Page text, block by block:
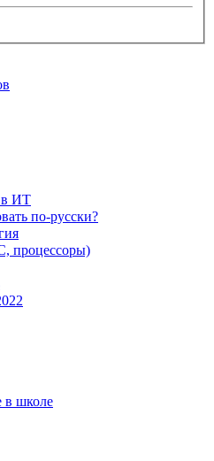
ИТ
по-русски?
процессоры)
школе